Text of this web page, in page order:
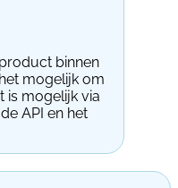
binnen
mogelijk om
is mogelijk via
API en het